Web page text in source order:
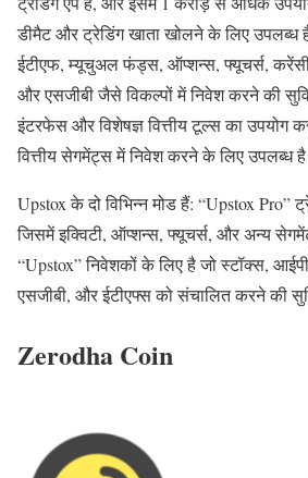
डीमैट और ट्रेडिंग खाता खोलने के लिए
ईटीएफ, म्यूचुअल फंड्स, ऑप्शन्स, फ्यूचर्स,
और एसजीबी जैसे विकल्पों में निवेश करने की
इंटरफेस और विशेषज्ञ वित्तीय टूल्स का
वित्तीय सेगमेंट्स में निवेश करने के लिए उपलब्ध
Upstox के दो विभिन्न मोड हैं: “Upstox Pro”
जिसमें इक्विटी, ऑप्शन्स, फ्यूचर्स, और अन्य
“Upstox” निवेशकों के लिए है जो स्टॉक्स,
एसजीबी, और ईटीएफ्स को संचालित करने की
Zerodha Coin